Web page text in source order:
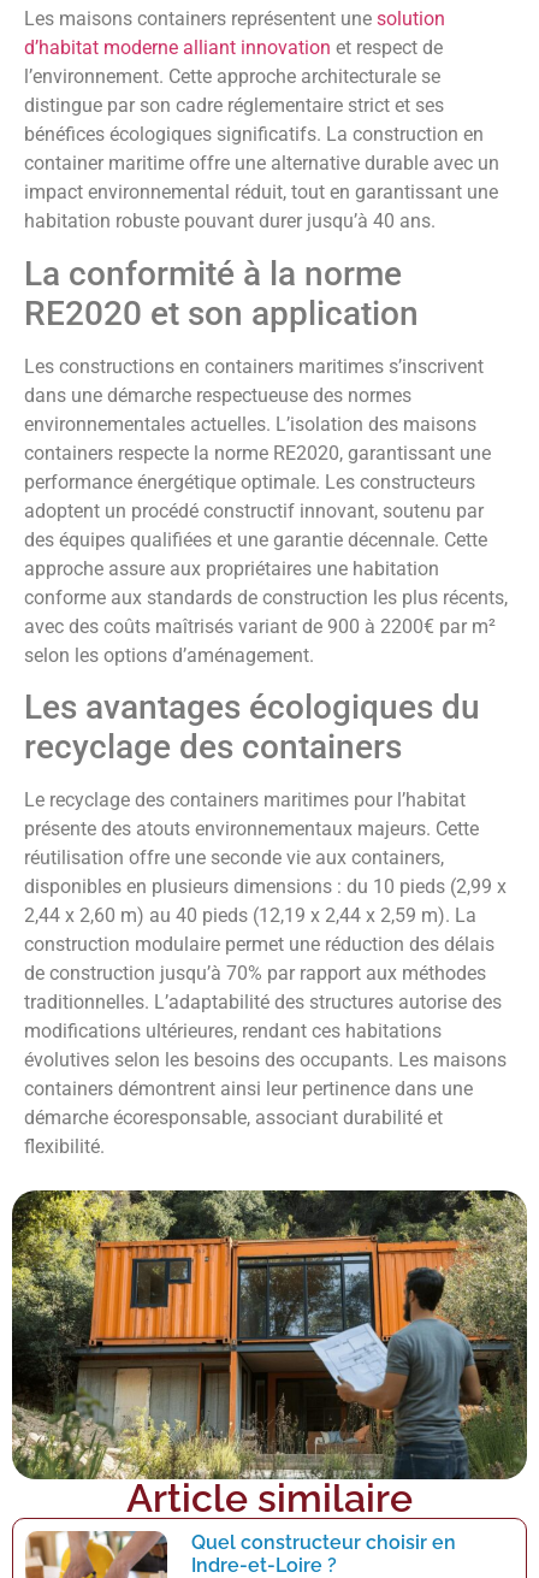
Les maisons containers représentent une solution
d’habitat moderne alliant innovation et respect de
l’environnement. Cette approche architecturale se
distingue par son cadre réglementaire strict et ses
bénéfices écologiques significatifs. La construction en
container maritime offre une alternative durable avec un
impact environnemental réduit, tout en garantissant une
habitation robuste pouvant durer jusqu’à 40 ans.
La conformité à la norme
RE2020 et son application
Les constructions en containers maritimes s’inscrivent
dans une démarche respectueuse des normes
environnementales actuelles. L’isolation des maisons
containers respecte la norme RE2020, garantissant une
performance énergétique optimale. Les constructeurs
adoptent un procédé constructif innovant, soutenu par
des équipes qualifiées et une garantie décennale. Cette
approche assure aux propriétaires une habitation
conforme aux standards de construction les plus récents,
avec des coûts maîtrisés variant de 900 à 2200€ par m²
selon les options d’aménagement.
Les avantages écologiques du
recyclage des containers
Le recyclage des containers maritimes pour l’habitat
présente des atouts environnementaux majeurs. Cette
réutilisation offre une seconde vie aux containers,
disponibles en plusieurs dimensions : du 10 pieds (2,99 x
2,44 x 2,60 m) au 40 pieds (12,19 x 2,44 x 2,59 m). La
construction modulaire permet une réduction des délais
de construction jusqu’à 70% par rapport aux méthodes
traditionnelles. L’adaptabilité des structures autorise des
modifications ultérieures, rendant ces habitations
évolutives selon les besoins des occupants. Les maisons
containers démontrent ainsi leur pertinence dans une
démarche écoresponsable, associant durabilité et
flexibilité.
Article similaire
Quel constructeur choisir en
Indre-et-Loire ?